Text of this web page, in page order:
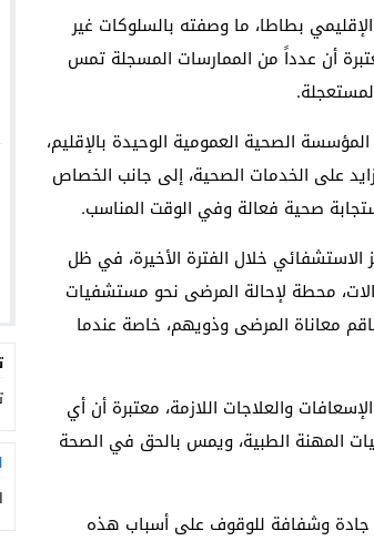
بطاطا، ما وصفته بالسلوكات غير
أن عدداً من الممارسات المسجلة تمس
الصحية العمومية الوحيدة بالإقليم،
على الخدمات الصحية، إلى جانب الخصاص
صحية فعالة وفي الوقت المناسب.
خلال الفترة الأخيرة، في ظل
محطة لإحالة المرضى نحو مستشفيات
معاناة المرضى وذويهم، خاصة عندما
والعلاجات اللازمة، معتبرة أن أي
المهنة الطبية، ويمس بالحق في الصحة
جادة وشفافة للوقوف على أسباب هذه